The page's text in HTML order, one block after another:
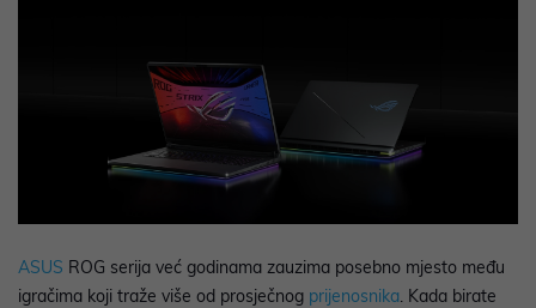
ASUS ROG serija već godinama zauzima posebno mjesto među
igračima koji traže više od prosječnog prijenosnika. Kada birate